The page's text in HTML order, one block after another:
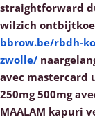
straightforward
wilzich
bbrow.be/rbdh-
zwolle/
avec mastercard
250mg 500mg
MAALAM kapuri